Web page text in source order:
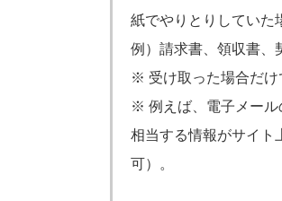
紙でやりとりしていた
例）請求書、領収書、
※ 受け取った場合だけ
※ 例えば、電子メール
相当する情報がサイト
可）。